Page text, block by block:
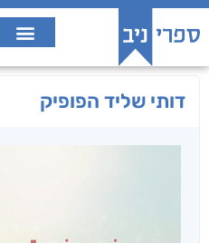
דותי שליד הפופיק